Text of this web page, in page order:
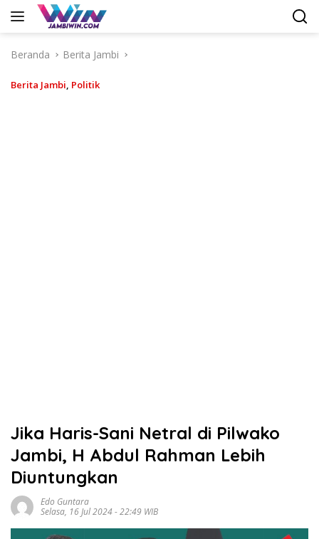
Langsung
Beranda
Berita Jambi
Berita Jambi, Politik
Jika Haris-Sani Netral di Pilwako
Jambi, H Abdul Rahman Lebih
Diuntungkan
Edo Guntara
Selasa, 16 Jul 2024 - 22:49 WIB